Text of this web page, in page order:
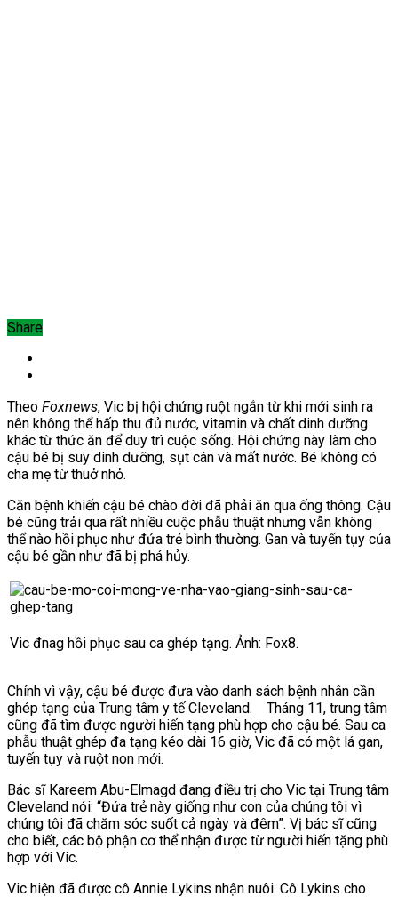
Share
Theo Foxnews, Vic bị hội chứng ruột ngắn từ khi mới sinh ra
nên không thể hấp thu đủ nước, vitamin và chất dinh dưỡng
khác từ thức ăn để duy trì cuộc sống. Hội chứng này làm cho
cậu bé bị suy dinh dưỡng, sụt cân và mất nước. Bé không có
cha mẹ từ thuở nhỏ.
Căn bệnh khiến cậu bé chào đời đã phải ăn qua ống thông. Cậu
bé cũng trải qua rất nhiều cuộc phẫu thuật nhưng vẫn không
thể nào hồi phục như đứa trẻ bình thường. Gan và tuyến tụy của
cậu bé gần như đã bị phá hủy.
Vic đnag hồi phục sau ca ghép tạng. Ảnh: Fox8.
Chính vì vậy, cậu bé được đưa vào danh sách bệnh nhân cần
ghép tạng của Trung tâm y tế Cleveland. Tháng 11, trung tâm
cũng đã tìm được người hiến tạng phù hợp cho cậu bé. Sau ca
phẫu thuật ghép đa tạng kéo dài 16 giờ, Vic đã có một lá gan,
tuyến tụy và ruột non mới.
Bác sĩ Kareem Abu-Elmagd đang điều trị cho Vic tại Trung tâm
Cleveland nói: “Đứa trẻ này giống như con của chúng tôi vì
chúng tôi đã chăm sóc suốt cả ngày và đêm”. Vị bác sĩ cũng
cho biết, các bộ phận cơ thể nhận được từ người hiến tặng phù
hợp với Vic.
Vic hiện đã được cô Annie Lykins nhận nuôi. Cô Lykins cho